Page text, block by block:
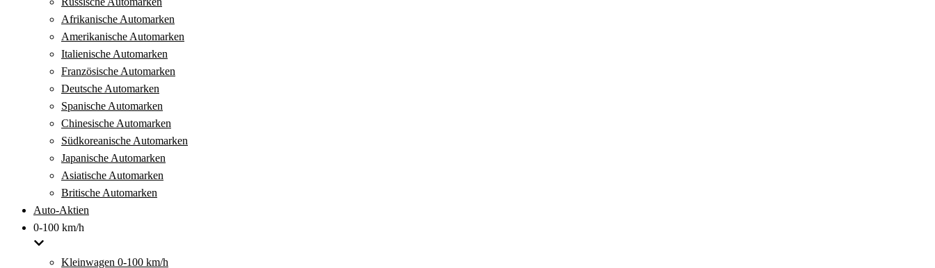
Afrikanische Automarken
Amerikanische Automarken
Italienische Automarken
Französische Automarken
Deutsche Automarken
Spanische Automarken
Chinesische Automarken
Südkoreanische Automarken
Japanische Automarken
Asiatische Automarken
Britische Automarken
Auto-Aktien
0-100 km/h
Kleinwagen 0-100 km/h